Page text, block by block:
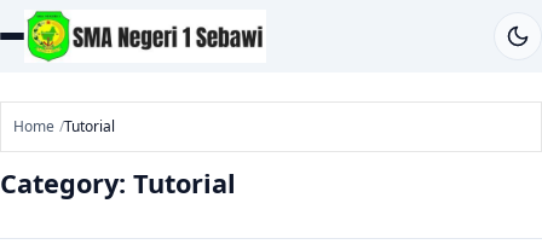
Home Tutorial
Category: Tutorial